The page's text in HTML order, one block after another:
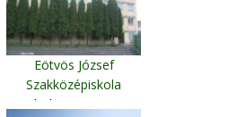
Eötvös József
Szakközépiskola
Odorheiu Secuiesc